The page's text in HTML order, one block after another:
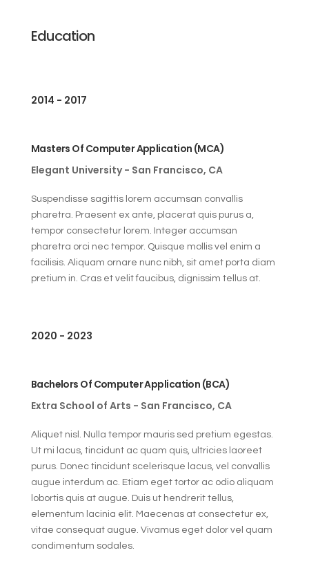
Education
2014 - 2017
Masters Of Computer Application (MCA)
Elegant University - San Francisco, CA
Suspendisse sagittis lorem accumsan convallis
pharetra. Praesent ex ante, placerat quis purus a,
tempor consectetur lorem. Integer accumsan
pharetra orci nec tempor. Quisque mollis vel enim a
facilisis. Aliquam ornare nunc nibh, sit amet porta diam
pretium in. Cras et velit faucibus, dignissim tellus at.
2020 - 2023
Bachelors Of Computer Application (BCA)
Extra School of Arts - San Francisco, CA
Aliquet nisl. Nulla tempor mauris sed pretium egestas.
Ut mi lacus, tincidunt ac quam quis, ultricies laoreet
purus. Donec tincidunt scelerisque lacus, vel convallis
augue interdum ac. Etiam eget tortor ac odio aliquam
lobortis quis at augue. Duis ut hendrerit tellus,
elementum lacinia elit. Maecenas at consectetur ex,
vitae consequat augue. Vivamus eget dolor vel quam
condimentum sodales.